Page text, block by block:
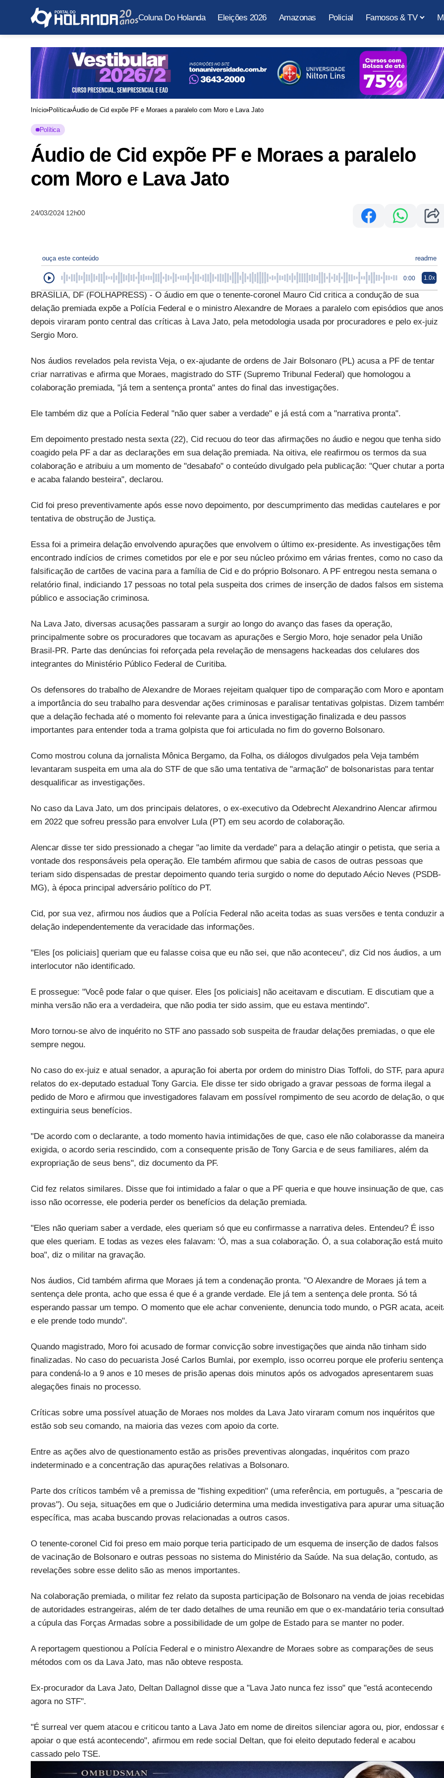
Coluna Do Holanda Eleições 2026 Amazonas Policial Famosos & TV
Início Política Áudio de Cid expõe PF e Moraes a paralelo com Moro e Lava Jato
Política
Áudio de Cid expõe PF e Moraes a paralelo
com Moro e Lava Jato
24/03/2024 12h00
ouça este conteúdo readme
0:00 1.0x
BRASÍLIA, DF (FOLHAPRESS) - O áudio em que o tenente-coronel Mauro Cid critica a condução de sua
delação premiada expõe a Polícia Federal e o ministro Alexandre de Moraes a paralelo com episódios que anos
depois viraram ponto central das críticas à Lava Jato, pela metodologia usada por procuradores e pelo ex-juiz
Sergio Moro.
Nos áudios revelados pela revista Veja, o ex-ajudante de ordens de Jair Bolsonaro (PL) acusa a PF de tentar
criar narrativas e afirma que Moraes, magistrado do STF (Supremo Tribunal Federal) que homologou a
colaboração premiada, "já tem a sentença pronta" antes do final das investigações.
Ele também diz que a Polícia Federal "não quer saber a verdade" e já está com a "narrativa pronta".
Em depoimento prestado nesta sexta (22), Cid recuou do teor das afirmações no áudio e negou que tenha sido
coagido pela PF a dar as declarações em sua delação premiada. Na oitiva, ele reafirmou os termos da sua
colaboração e atribuiu a um momento de "desabafo" o conteúdo divulgado pela publicação: "Quer chutar a porta
e acaba falando besteira", declarou.
Cid foi preso preventivamente após esse novo depoimento, por descumprimento das medidas cautelares e por
tentativa de obstrução de Justiça.
Essa foi a primeira delação envolvendo apurações que envolvem o último ex-presidente. As investigações têm
encontrado indícios de crimes cometidos por ele e por seu núcleo próximo em várias frentes, como no caso da
falsificação de cartões de vacina para a família de Cid e do próprio Bolsonaro. A PF entregou nesta semana o
relatório final, indiciando 17 pessoas no total pela suspeita dos crimes de inserção de dados falsos em sistema
público e associação criminosa.
Na Lava Jato, diversas acusações passaram a surgir ao longo do avanço das fases da operação,
principalmente sobre os procuradores que tocavam as apurações e Sergio Moro, hoje senador pela União
Brasil-PR. Parte das denúncias foi reforçada pela revelação de mensagens hackeadas dos celulares dos
integrantes do Ministério Público Federal de Curitiba.
Os defensores do trabalho de Alexandre de Moraes rejeitam qualquer tipo de comparação com Moro e apontam
a importância do seu trabalho para desvendar ações criminosas e paralisar tentativas golpistas. Dizem
que a delação fechada até o momento foi relevante para a única investigação finalizada e deu passos
importantes para entender toda a trama golpista que foi articulada no fim do governo Bolsonaro.
Como mostrou coluna da jornalista Mônica Bergamo, da Folha, os diálogos divulgados pela Veja também
levantaram suspeita em uma ala do STF de que são uma tentativa de "armação" de bolsonaristas para tentar
desqualificar as investigações.
No caso da Lava Jato, um dos principais delatores, o ex-executivo da Odebrecht Alexandrino Alencar afirmou
em 2022 que sofreu pressão para envolver Lula (PT) em seu acordo de colaboração.
Alencar disse ter sido pressionado a chegar "ao limite da verdade" para a delação atingir o petista, que seria a
vontade dos responsáveis pela operação. Ele também afirmou que sabia de casos de outras pessoas que
teriam sido dispensadas de prestar depoimento quando teria surgido o nome do deputado Aécio Neves (PSDB-
MG), à época principal adversário político do PT.
Cid, por sua vez, afirmou nos áudios que a Polícia Federal não aceita todas as suas versões e tenta conduzir a
delação independentemente da veracidade das informações.
"Eles [os policiais] queriam que eu falasse coisa que eu não sei, que não aconteceu", diz Cid nos áudios, a um
interlocutor não identificado.
E prossegue: "Você pode falar o que quiser. Eles [os policiais] não aceitavam e discutiam. E discutiam que a
minha versão não era a verdadeira, que não podia ter sido assim, que eu estava mentindo".
Moro tornou-se alvo de inquérito no STF ano passado sob suspeita de fraudar delações premiadas, o que ele
sempre negou.
No caso do ex-juiz e atual senador, a apuração foi aberta por ordem do ministro Dias Toffoli, do STF, para
relatos do ex-deputado estadual Tony Garcia. Ele disse ter sido obrigado a gravar pessoas de forma ilegal a
pedido de Moro e afirmou que investigadores falavam em possível rompimento de seu acordo de delação, o
extinguiria seus benefícios.
"De acordo com o declarante, a todo momento havia intimidações de que, caso ele não colaborasse da maneira
exigida, o acordo seria rescindido, com a consequente prisão de Tony Garcia e de seus familiares, além da
expropriação de seus bens", diz documento da PF.
Cid fez relatos similares. Disse que foi intimidado a falar o que a PF queria e que houve insinuação de que,
isso não ocorresse, ele poderia perder os benefícios da delação premiada.
"Eles não queriam saber a verdade, eles queriam só que eu confirmasse a narrativa deles. Entendeu? É isso
que eles queriam. E todas as vezes eles falavam: 'Ó, mas a sua colaboração. Ó, a sua colaboração está muito
boa", diz o militar na gravação.
Nos áudios, Cid também afirma que Moraes já tem a condenação pronta. "O Alexandre de Moraes já tem a
sentença dele pronta, acho que essa é que é a grande verdade. Ele já tem a sentença dele pronta. Só tá
esperando passar um tempo. O momento que ele achar conveniente, denuncia todo mundo, o PGR acata,
e ele prende todo mundo".
Quando magistrado, Moro foi acusado de formar convicção sobre investigações que ainda não tinham sido
finalizadas. No caso do pecuarista José Carlos Bumlai, por exemplo, isso ocorreu porque ele proferiu sentença
para condená-lo a 9 anos e 10 meses de prisão apenas dois minutos após os advogados apresentarem suas
alegações finais no processo.
Críticas sobre uma possível atuação de Moraes nos moldes da Lava Jato viraram comum nos inquéritos que
estão sob seu comando, na maioria das vezes com apoio da corte.
Entre as ações alvo de questionamento estão as prisões preventivas alongadas, inquéritos com prazo
indeterminado e a concentração das apurações relativas a Bolsonaro.
Parte dos críticos também vê a premissa de "fishing expedition" (uma referência, em português, a "pescaria de
provas"). Ou seja, situações em que o Judiciário determina uma medida investigativa para apurar uma situação
específica, mas acaba buscando provas relacionadas a outros casos.
O tenente-coronel Cid foi preso em maio porque teria participado de um esquema de inserção de dados falsos
de vacinação de Bolsonaro e outras pessoas no sistema do Ministério da Saúde. Na sua delação, contudo, as
revelações sobre esse delito são as menos importantes.
Na colaboração premiada, o militar fez relato da suposta participação de Bolsonaro na venda de joias
de autoridades estrangeiras, além de ter dado detalhes de uma reunião em que o ex-mandatário teria
a cúpula das Forças Armadas sobre a possibilidade de um golpe de Estado para se manter no poder.
A reportagem questionou a Polícia Federal e o ministro Alexandre de Moraes sobre as comparações de seus
métodos com os da Lava Jato, mas não obteve resposta.
Ex-procurador da Lava Jato, Deltan Dallagnol disse que a "Lava Jato nunca fez isso" que "está acontecendo
agora no STF".
"É surreal ver quem atacou e criticou tanto a Lava Jato em nome de direitos silenciar agora ou, pior, endossar
apoiar o que está acontecendo", afirmou em rede social Deltan, que foi eleito deputado federal e acabou
cassado pelo TSE.